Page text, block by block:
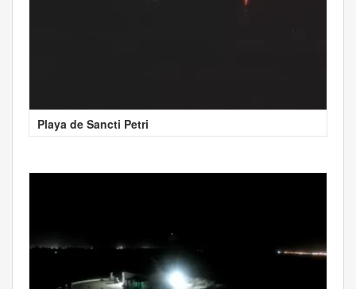
Playa de Sancti Petri